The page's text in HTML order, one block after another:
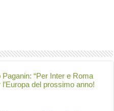
“Per Inter e Roma
del prossimo anno!